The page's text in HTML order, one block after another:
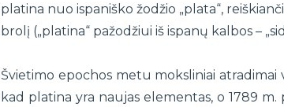
platina nuo ispaniško žodžio „plata“,
brolį („platina“ pažodžiui iš ispanų kalbos –
Švietimo epochos metu moksliniai atradimai
kad platina yra naujas elementas, o 1789